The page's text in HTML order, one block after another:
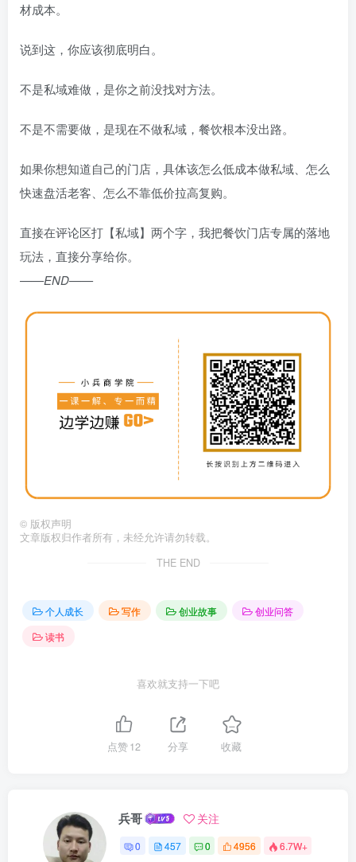
材成本。
说到这，你应该彻底明白。
不是私域难做，是你之前没找对方法。
不是不需要做，是现在不做私域，餐饮根本没出路。
如果你想知道自己的门店，具体该怎么低成本做私域、怎么
快速盘活老客、怎么不靠低价拉高复购。
直接在评论区打【私域】两个字，我把餐饮门店专属的落地
玩法，直接分享给你。
——END——
© 版权声明
文章版权归作者所有，未经允许请勿转载。
THE END
个人成长 写作 创业故事
创业问答
读书
喜欢就支持一下吧
点赞12 分享 收藏
兵哥 关注
0 457 0 4956 6.7W+